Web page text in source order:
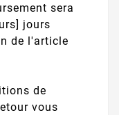
sera
jours
de l'article
de
vous